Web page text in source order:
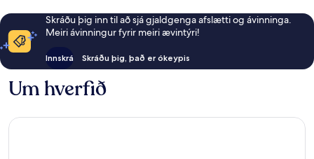
Skráðu þig inn til að sjá gjaldgenga afslætti og ávinninga.
Meiri ávinningur fyrir meiri ævintýri!
Innskrá Skráðu þig, það er ókeypis
Um hverfið